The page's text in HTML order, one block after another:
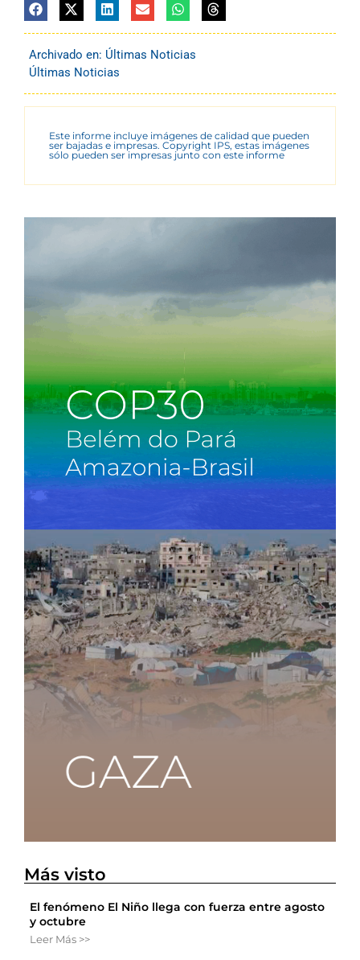
Archivado en: Últimas Noticias
Últimas Noticias
Este informe incluye imágenes de calidad que pueden
ser bajadas e impresas. Copyright IPS, estas imágenes
sólo pueden ser impresas junto con este informe
Más visto
El fenómeno El Niño llega con fuerza entre agosto
y octubre
Leer Más >>